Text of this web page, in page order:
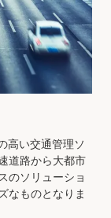
高い交通管理ソ
道路から大都市
のソリューショ
なものとなりま